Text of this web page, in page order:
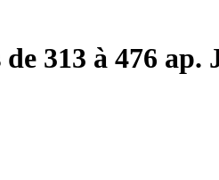
313 à 476 ap.